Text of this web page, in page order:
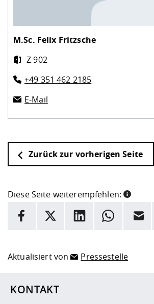
M.Sc. Felix Fritzsche
Z 902
+49 351 462 2185
E-Mail
Zurück zur vorherigen Seite
Diese Seite weiterempfehlen:
INFORMATION
Facebook
X LinkedInWhatsappE-Mail
Aktualisiert von Pressestelle
KONTAKT